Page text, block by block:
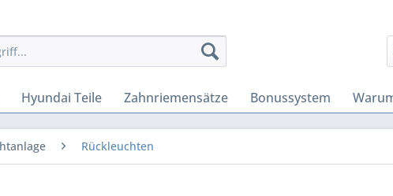
Hyundai Teile Zahnriemensätze Bonussystem
Rückleuchten